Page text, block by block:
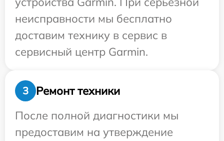
неисправности мы бесплатно
доставим технику в сервис в
сервисный центр Garmin.
3
Ремонт техники
После полной диагностики мы
предоставим на утверждение